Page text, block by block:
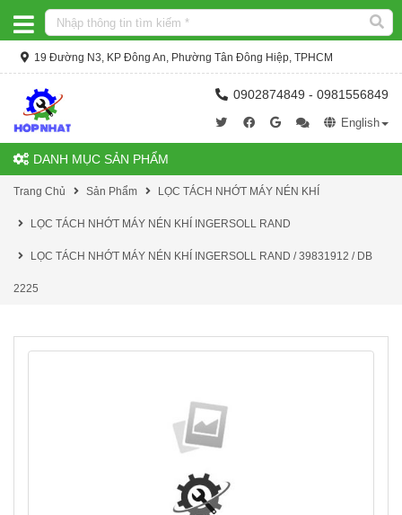
19 Đường N3, KP Đông An, Phường Tân Đông Hiệp, TPHCM
0902874849 - 0981556849
English
DANH MỤC SẢN PHẨM
Trang Chủ Sản Phẩm LỌC TÁCH NHỚT MÁY NÉN KHÍ
LỌC TÁCH NHỚT MÁY NÉN KHÍ INGERSOLL RAND
LỌC TÁCH NHỚT MÁY NÉN KHÍ INGERSOLL RAND / 39831912 / DB
2225